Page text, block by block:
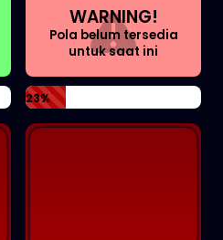
WARNING!
Pola belum tersedia
untuk saat ini
23%